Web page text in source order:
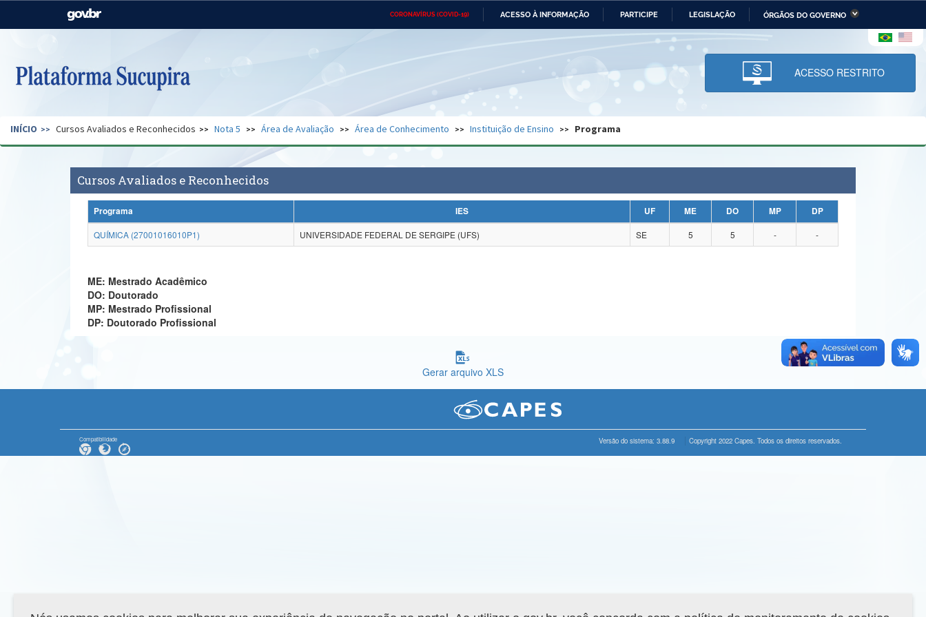
CORONAVÍRUS (COVID-19) ACESSO À INFORMAÇÃO PARTICIPE LEGISLAÇÃO ÓRGÃOS DO GOVERNO
Casa Civil Ministério das Relações Ministério da Economia Ministério da Infraestrutura
Pecuária e Abastecimento
Ministério da Ciência,
Tecnologia, Inovações e
Comunicações
Ministério do Desenvolvimento
Regional e dos Direitos Humanos
Secretaria de Governo Gabinete de Segurança Advocacia-Geral da União Banco Central do Brasil Planalto
ACESSO RESTRITO
INÍCIO Cursos Avaliados e Reconhecidos Nota 5 Área de Avaliação Área de Conhecimento Instituição de Ensino Programa
Cursos Avaliados e Reconhecidos
Programa IES UF ME DO MP
DP
QUÍMICA (27001016010P1)
UNIVERSIDADE FEDERAL DE SERGIPE (UFS) SE 5 5 - -
ME: Mestrado Acadêmico
DO: Doutorado
MP: Mestrado Profissional
DP: Doutorado Profissional
Gerar arquivo XLS
Compatibilidade Versão do sistema: 3.88.9 Copyright 2022 Capes. Todos os direitos reservados.